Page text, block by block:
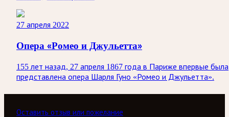
27 апреля 2022
Опера «Ромео и Джульетта»
155 лет назад, 27 апреля 1867 года в Париже впервые была
представлена опера Шарля Гуно «Ромео и Джульетта».
Оставить отзыв или пожелание